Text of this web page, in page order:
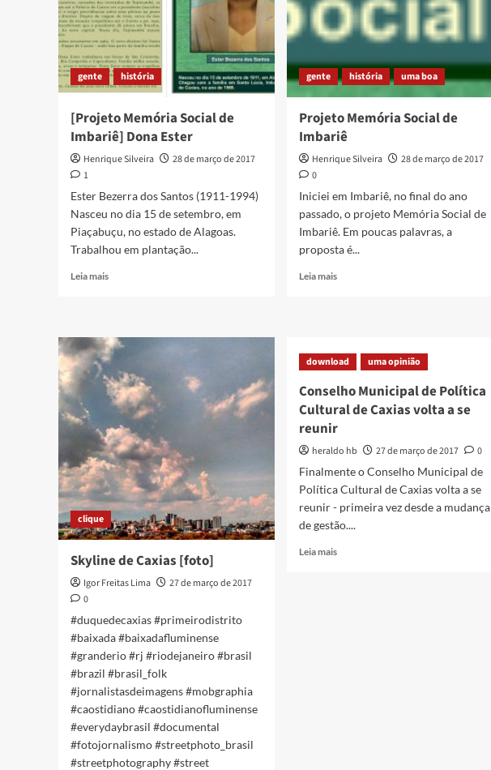
gente história
[Projeto Memória Social de
Imbariê] Dona Ester
Henrique Silveira
28 de março de 2017
1
Ester Bezerra dos Santos (1911-1994)
Nasceu no dia 15 de setembro, em
Piaçabuçu, no estado de Alagoas.
Trabalhou em plantação...
Leia maisRead
Memória
Social
de
Imbariê]
Dona
Ester
gente história uma boa
Projeto Memória Social de
Imbariê
Henrique Silveira
28 de março de 2017
0
Iniciei em Imbariê, no final do ano
passado, o projeto Memória Social de
Imbariê. Em poucas palavras, a
proposta é...
Leia maisRead
de
clique
Skyline de Caxias [foto]
Igor Freitas Lima
27 de março de 2017
0
#duquedecaxias #primeirodistrito
#baixada #baixadafluminense
#granderio #rj #riodejaneiro #brasil
#brazil #brasil_folk
#jornalistasdeimagens #mobgraphia
#caostidiano #caostidianofluminense
#everydaybrasil #documental
#fotojornalismo #streetphoto_brasil
#streetphotography #street
download uma opinião
Conselho Municipal de Política
Cultural de Caxias volta a se
reunir
heraldo hb 27 de março de 2017
0
Finalmente o Conselho Municipal de
Política Cultural de Caxias volta a se
reunir - primeira vez desde a mudança
de gestão....
Leia maisRead